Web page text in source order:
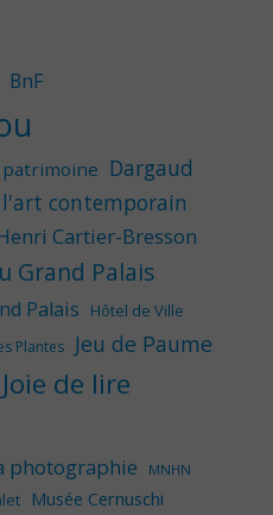
BnF
Dargaud
contemporain
Cartier-Bresson
Grand Palais
Palais Hôtel de Ville
Plantes Jeu de Paume
de lire
photographie
MNHN
Musée Cernuschi